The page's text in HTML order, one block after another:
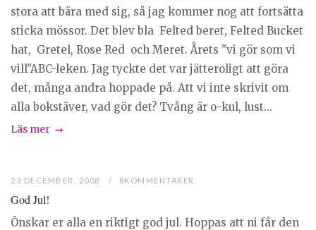
stora att bära med sig, så jag kommer nog att fortsätta
sticka mössor. Det blev bla Felted beret, Felted Bucket
hat, Gretel, Rose Red och Meret. Årets "vi gör som vi
vill"ABC-leken. Jag tyckte det var jätteroligt att göra
det, många andra hoppade på. Att vi inte skrivit om
alla bokstäver, vad gör det? Tvång är o-kul, lust...
Läs mer
23 DECEMBER, 2008 8KOMMENTARER
God Jul!
Önskar er alla en riktigt god jul. Hoppas att ni får den